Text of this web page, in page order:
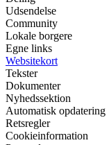
Udsendelse
Community
Lokale borgere
Egne links
Websitekort
Tekster
Dokumenter
Nyhedssektion
Automatisk opdatering
Retsregler
Cookieinformation